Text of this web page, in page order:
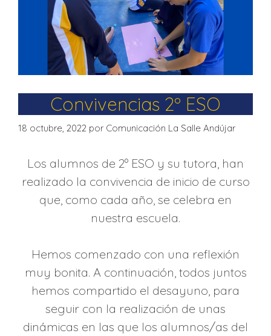
Convivencias 2º ESO
18 octubre, 2022 por Comunicación La Salle Andújar
Los alumnos de 2º ESO y su tutora, han
realizado la convivencia de inicio de curso
que, como cada año, se celebra en
nuestra escuela.
Hemos comenzado con una reflexión
muy bonita. A continuación, todos juntos
hemos compartido el desayuno, para
seguir con la realización de unas
dinámicas en las que los alumnos/as del